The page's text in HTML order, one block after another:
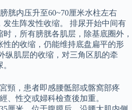
胱内压升至60~70厘米水柱左右
发生阵发性收缩。 排尿开始中间有
，所有膀胱各肌层，除基底圈外，
的收缩，仍能维持底盘扁平的形
纵肌层的收缩，对三角区肌的牵
頸，患者即感腰骶部或髂窩部疼
、性交或婦科檢查後加重。